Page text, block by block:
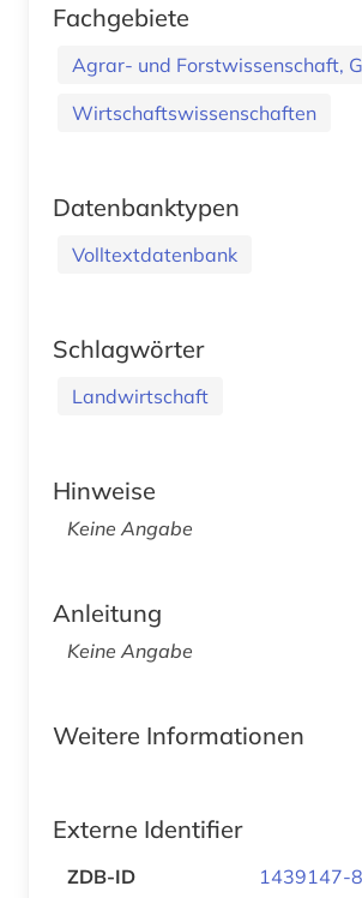
Fachgebiete
Agrar- und Forstwissenschaft,
Wirtschaftswissenschaften
Datenbanktypen
Volltextdatenbank
Schlagwörter
Landwirtschaft
Hinweise
Keine Angabe
Anleitung
Keine Angabe
Weitere Informationen
Externe Identifier
ZDB-ID 1439147-8